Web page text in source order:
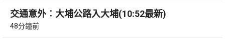
交通意外︰大埔公路入大埔(10:52最新)
48分鐘前